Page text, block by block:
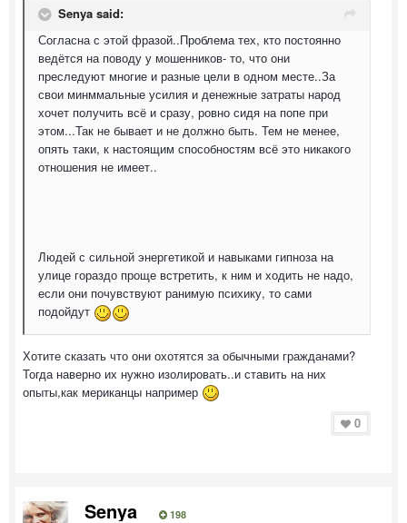
Senya said:
Согласна с этой фразой..Проблема тех, кто постоянно
ведётся на поводу у мошенников- то, что они
преследуют многие и разные цели в одном месте..За
свои минммальные усилия и денежные затраты народ
хочет получить всё и сразу, ровно сидя на попе при
этом...Так не бывает и не должно быть. Тем не менее,
опять таки, к настоящим способностям всё это никакого
отношения не имеет..
Людей с сильной энергетикой и навыками гипноза на
улице гораздо проще встретить, к ним и ходить не надо,
если они почувствуют ранимую психику, то сами
подойдут
Хотите сказать что они охотятся за обычными гражданами?
Тогда наверно их нужно изолировать..и ставить на них
опыты,как мериканцы например
0
Senya 198